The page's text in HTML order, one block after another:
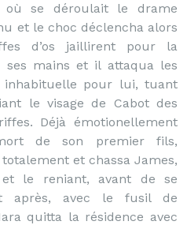
où se déroulait le drame
et le choc déclencha alors
d’os jaillirent pour la
mains et il attaqua les
pour lui, tuant
le visage de Cabot des
Déjà émotionellement
de son premier fils,
et chassa James,
le reniant, avant de se
après, avec le fusil de
quitta la résidence avec